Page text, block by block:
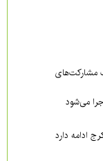
مشارکت‌های
می‌شود
ادامه دارد